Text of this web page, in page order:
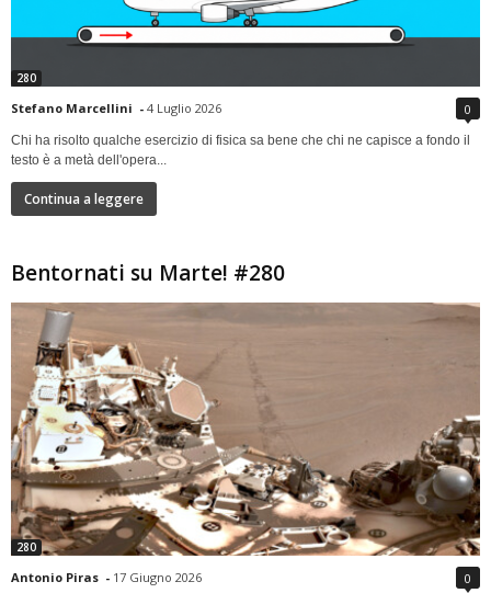
280
Stefano Marcellini - 4 Luglio 2026 0
Chi ha risolto qualche esercizio di fisica sa bene che chi ne capisce a fondo il
testo è a metà dell'opera...
Continua a leggere
Bentornati su Marte! #280
280
Antonio Piras - 17 Giugno 2026 0